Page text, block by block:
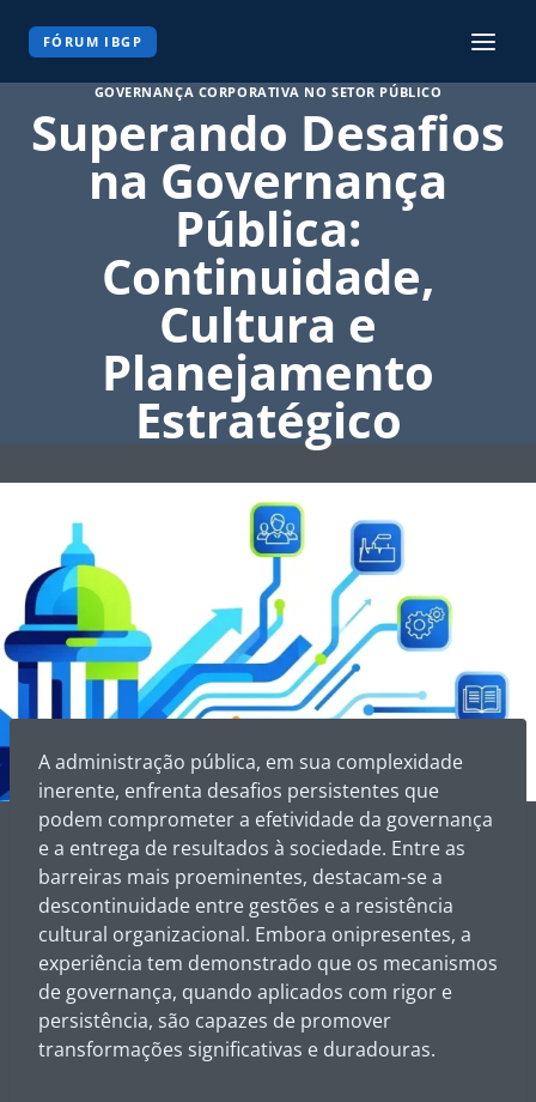
FÓRUM IBGP
GOVERNANÇA CORPORATIVA NO SETOR PÚBLICO
Superando Desafios
na Governança
Pública:
Continuidade,
Cultura e
Planejamento
Estratégico
A administração pública, em sua complexidade
inerente, enfrenta desafios persistentes que
podem comprometer a efetividade da governança
e a entrega de resultados à sociedade. Entre as
barreiras mais proeminentes, destacam-se a
descontinuidade entre gestões e a resistência
cultural organizacional. Embora onipresentes, a
experiência tem demonstrado que os mecanismos
de governança, quando aplicados com rigor e
persistência, são capazes de promover
transformações significativas e duradouras.